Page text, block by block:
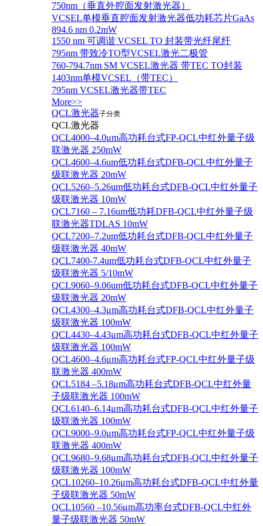
750nm（垂直外腔面发射激光器）
VCSEL单模垂直腔面发射激光器低功耗芯片GaAs
894.6 nm 0.2mW
1550 nm 可调谐 VCSEL TO 封装带光纤尾纤
795nm 带致冷TO型VCSEL激光二极管
760-794.7nm SM VCSEL激光器 带TEC TO封装
1403nm单模VCSEL（带TEC）
795nm VCSEL激光器带TEC
More>>
QCL激光器子分类
QCL激光器
QCL4000–4.0μm高功耗台式FP-QCL中红外量子级
联激光器 250mW
QCL4600–4.6um低功耗台式DFB-QCL中红外量子
级联激光器 20mW
QCL5260–5.26um低功耗台式DFB-QCL中红外量子
级联激光器 10mW
QCL7160 – 7.16um低功耗DFB-QCL中红外量子级
联激光器TDLAS 10mW
QCL7200–7.2um低功耗台式DFB-QCL中红外量子
级联激光器 40mW
QCL7400-7.4um低功耗台式DFB-QCL中红外量子
级联激光器 5/10mW
QCL9060–9.06um低功耗台式DFB-QCL中红外量子
级联激光器 20mW
QCL4300–4.3μm高功耗台式DFB-QCL中红外量子
级联激光器 100mW
QCL4430–4.43μm高功耗台式DFB-QCL中红外量子
级联激光器 100mW
QCL4600–4.6μm高功耗台式FP-QCL中红外量子级
联激光器 400mW
QCL5184 –5.18μm高功耗台式DFB-QCL中红外量
子级联激光器 100mW
QCL6140–6.14μm高功耗台式DFB-QCL中红外量子
级联激光器 100mW
QCL9000–9.0μm高功耗台式FP-QCL中红外量子级
联激光器 400mW
QCL9680–9.68μm高功耗台式DFB-QCL中红外量子
级联激光器 100mW
QCL10260–10.26μm高功耗台式DFB-QCL中红外量
子级联激光器 50mW
QCL10560 –10.56μm高功率台式DFB-QCL中红外
量子级联激光器 50mW